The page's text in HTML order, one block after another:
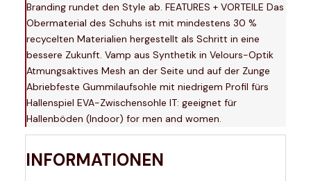
Branding rundet den Style ab. FEATURES + VORTEILE Das
Obermaterial des Schuhs ist mit mindestens 30 %
recycelten Materialien hergestellt als Schritt in eine
bessere Zukunft. Vamp aus Synthetik in Velours-Optik
Atmungsaktives Mesh an der Seite und auf der Zunge
Abriebfeste Gummilaufsohle mit niedrigem Profil fürs
Hallenspiel EVA-Zwischensohle IT: geeignet für
Hallenböden (Indoor) for men and women.
INFORMATIONEN